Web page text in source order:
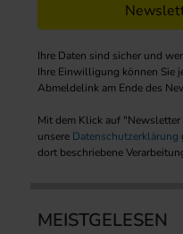
Ihre Daten sind sicher und
Ihre Einwilligung können Sie
Abmeldelink am Ende des
Mit dem Klick auf "Newsletter
unsere Datenschutzerklärung
dort beschriebene
MEISTGELESEN